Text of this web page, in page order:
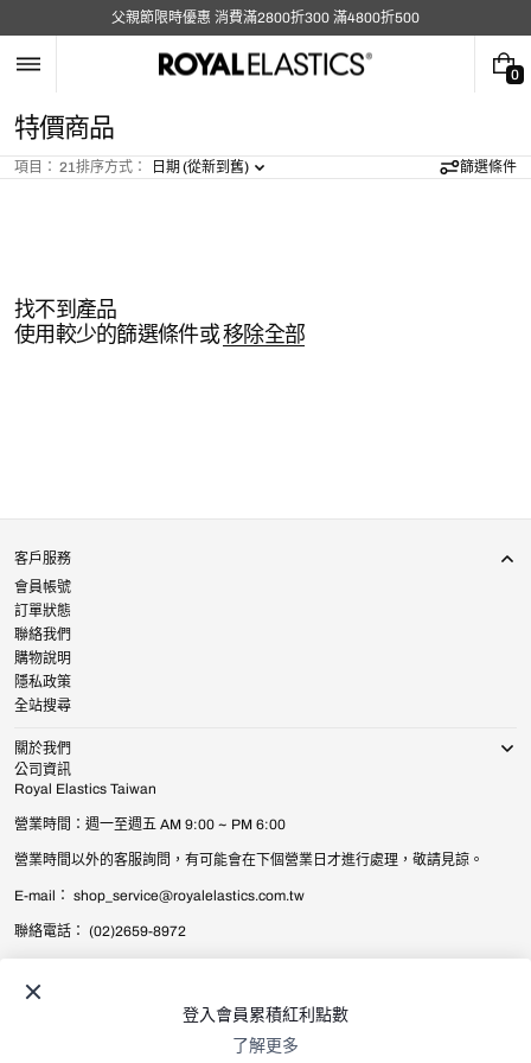
父親節限時優惠 消費滿2800折300 滿4800折500
0
0
系
列
:
特價商品
項目： 21排序方式： 日期 (從新到舊) 篩選條件
找不到產品
使用較少的篩選條件或移除全部
客戶服務
會員帳號
訂單狀態
聯絡我們
購物說明
隱私政策
全站搜尋
關於我們
公司資訊
Royal Elastics Taiwan
營業時間：週一至週五 AM 9:00 ~ PM 6:00
營業時間以外的客服詢問，有可能會在下個營業日才進行處理，敬請見諒。
E-mail： shop_service@royalelastics.com.tw
聯絡電話： (02)2659-8972
© 2026